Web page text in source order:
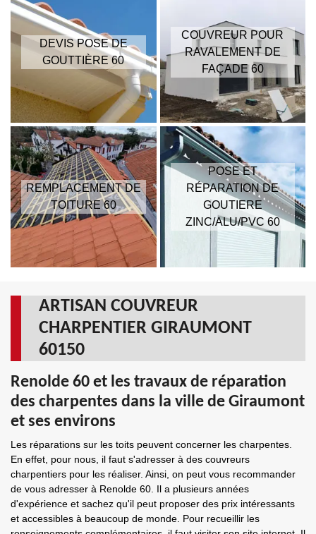
DEVIS POSE DE
GOUTTIÈRE 60
COUVREUR POUR
RAVALEMENT DE
FAÇADE 60
REMPLACEMENT DE
TOITURE 60
POSE ET
RÉPARATION DE
GOUTIERE
ZINC/ALU/PVC 60
ARTISAN COUVREUR
CHARPENTIER GIRAUMONT
60150
Renolde 60 et les travaux de réparation
des charpentes dans la ville de Giraumont
et ses environs
Les réparations sur les toits peuvent concerner les charpentes.
En effet, pour nous, il faut s'adresser à des couvreurs
charpentiers pour les réaliser. Ainsi, on peut vous recommander
de vous adresser à Renolde 60. Il a plusieurs années
d'expérience et sachez qu'il peut proposer des prix intéressants
et accessibles à beaucoup de monde. Pour recueillir les